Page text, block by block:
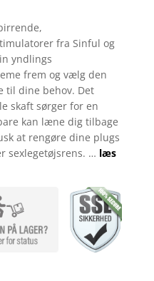
fra Sinful og
yndlings
frem og vælg den
til dine behov. Det
skaft sørger for en
kan læne dig tilbage
at rengøre dine plugs
sexlegetøjsrens. … læs